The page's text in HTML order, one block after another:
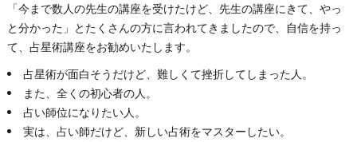
「今まで数人の先生の講座を受けたけど、先生の講座にきて、やっ
と分かった」とたくさんの方に言われてきましたので、自信を持っ
て、占星術講座をお勧めいたします。
占星術が面白そうだけど、難しくて挫折してしまった人。
また、全くの初心者の人。
占い師位になりたい人。
実は、占い師だけど、新しい占術をマスターしたい。